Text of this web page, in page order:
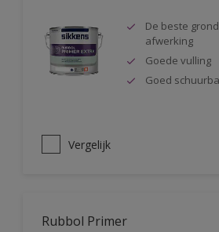
De beste
afwerking
Goede vulling
Goed
Vergelijk
Rubbol Primer